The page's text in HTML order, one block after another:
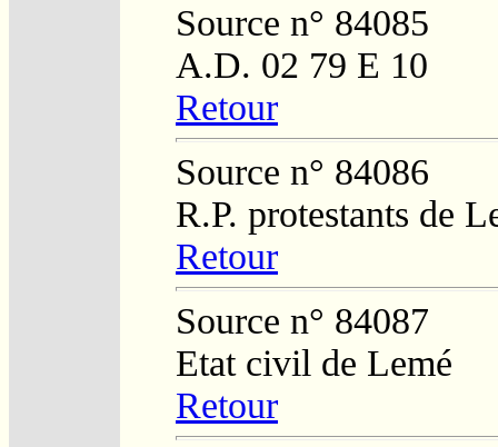
Source n° 84085
A.D. 02 79 E 10
Retour
Source n° 84086
R.P. protestants de
Retour
Source n° 84087
Etat civil de Lemé
Retour